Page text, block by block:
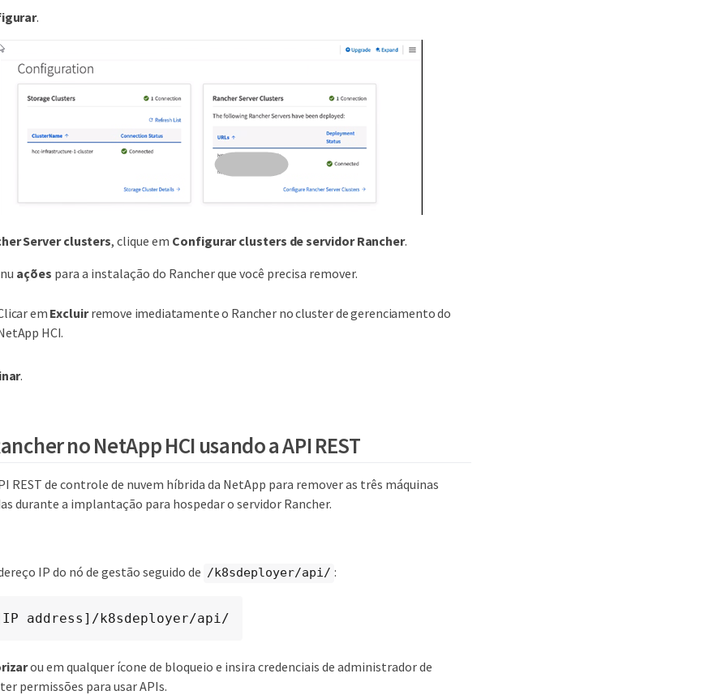
.
Server clusters, clique em Configurar clusters de servidor Rancher.
ações para a instalação do Rancher que você precisa remover.
em Excluirremove imediatamente o Rancher no cluster de gerenciamento do
HCI.
.
no NetApp HCI usando a API REST
REST de controle de nuvem híbrida da NetApp para remover as três máquinas
durante a implantação para hospedar o servidor Rancher.
IP do nó de gestão seguido de /k8sdeployer/api/ :
address]/k8sdeployer/api/
ou em qualquer ícone de bloqueio e insira credenciais de administrador de
permissões para usar APIs.